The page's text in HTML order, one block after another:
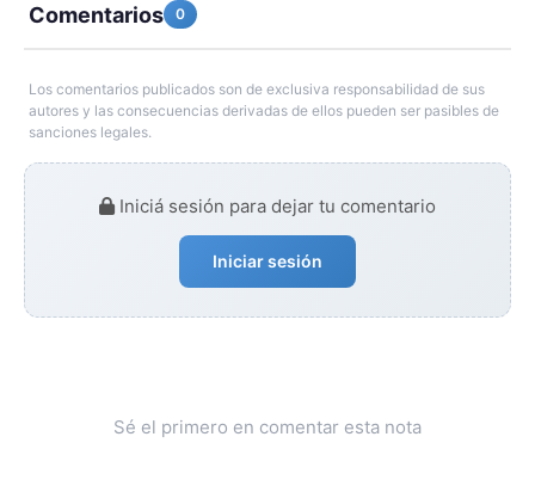
Comentarios 0
Los comentarios publicados son de exclusiva responsabilidad de sus
autores y las consecuencias derivadas de ellos pueden ser pasibles de
sanciones legales.
Iniciá sesión para dejar tu comentario
Iniciar sesión
Sé el primero en comentar esta nota